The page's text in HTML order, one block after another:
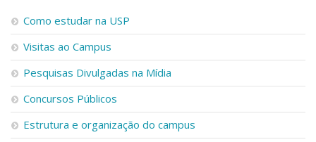
Como estudar na USP
Visitas ao Campus
Pesquisas Divulgadas na Mídia
Concursos Públicos
Estrutura e organização do campus